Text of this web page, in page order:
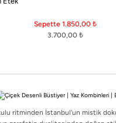
3.700,00 ₺
Sepette 1.850,00₺
ritminden İstanbul'un mistik
ritminden İstanbul'un mistik
modasının özgün ruhunu,
yeni bir anlayış. Cesaret ve